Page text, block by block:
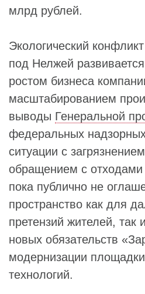
млрд рублей.
Экологический
под Нелжей
ростом бизнеса
масштабированием
выводы Генеральной
федеральных
ситуации с
обращением с отходами
пока публично не
пространство как для
претензий жителей,
новых обязательств
модернизации
технологий.